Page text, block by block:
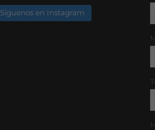
Síguenos en Instagram